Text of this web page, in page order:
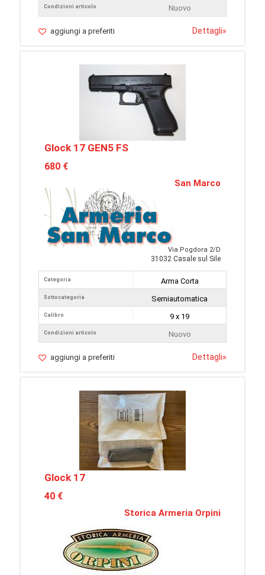
Condizioni articolo Nuovo
aggiungi a preferiti Dettagli»
Glock 17 GEN5 FS
680 €
San Marco
Via Pogdora 2/D
31032 Casale sul Sile
Categoria
Sottocategoria
Calibro
Condizioni articolo
Arma Corta
Semiautomatica
9 x 19
Nuovo
aggiungi a preferiti Dettagli»
Glock 17
40 €
Storica Armeria Orpini